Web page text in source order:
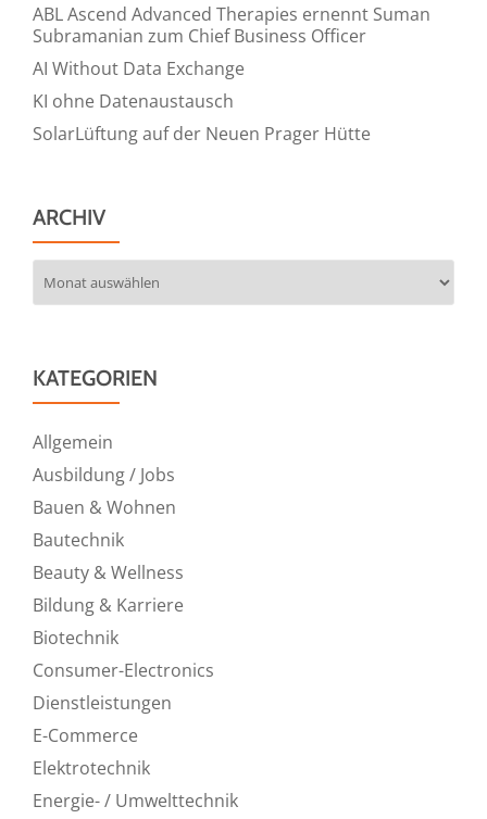
ABL Ascend Advanced Therapies ernennt Suman
Subramanian zum Chief Business Officer
AI Without Data Exchange
KI ohne Datenaustausch
SolarLüftung auf der Neuen Prager Hütte
ARCHIV
KATEGORIEN
Allgemein
Ausbildung / Jobs
Bauen & Wohnen
Bautechnik
Beauty & Wellness
Bildung & Karriere
Biotechnik
Consumer-Electronics
Dienstleistungen
E-Commerce
Elektrotechnik
Energie- / Umwelttechnik